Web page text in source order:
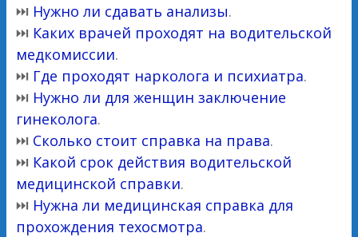
⏭ Нужно ли сдавать анализы.
⏭ Каких врачей проходят на водительской
медкомиссии.
⏭ Где проходят нарколога и психиатра.
⏭ Нужно ли для женщин заключение
гинеколога.
⏭ Сколько стоит справка на права.
⏭ Какой срок действия водительской
медицинской справки.
⏭ Нужна ли медицинская справка для
прохождения техосмотра.